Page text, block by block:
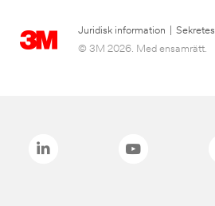
Juridisk information
© 3M 2026. Med ensamrätt.